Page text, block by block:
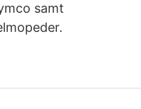
samt